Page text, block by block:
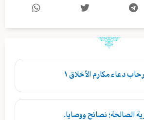
دعاء مكارم الأخلاق ١
الصالحة؛ نصائح ووصايا.